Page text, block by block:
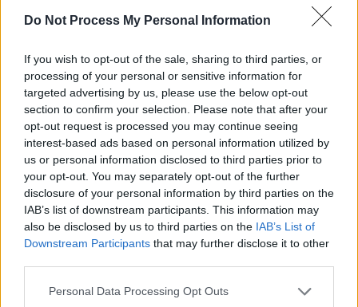
Do Not Process My Personal Information
If you wish to opt-out of the sale, sharing to third parties, or
processing of your personal or sensitive information for
targeted advertising by us, please use the below opt-out
section to confirm your selection. Please note that after your
opt-out request is processed you may continue seeing
interest-based ads based on personal information utilized by
us or personal information disclosed to third parties prior to
your opt-out. You may separately opt-out of the further
disclosure of your personal information by third parties on the
IAB’s list of downstream participants. This information may
also be disclosed by us to third parties on the IAB’s List of
Downstream Participants that may further disclose it to other
Please note that this website/app uses one or more Google
Personal Data Processing Opt Outs
Με ένα απόσπασμα από το «Μονόγραμμα»
σύντροφο της ζωής τηςΑλέξανδρο
Νικολαΐδη, που έφυγε από τη ζωή σε ηλικία
μόλις 43 ετών από μια σπάνια μορφή
καρκίνου, η σύζυγός του, Δώρα Τσαμπάζη.
Συγκεκριμένα ανέβασε το εξής απόσπασμα:
«Ποιός μιλεί στα νερά και ποιός κλαίει –
ακούς; Ποιός γυρεύει τον άλλο, ποιός
φωνάζει – ακούς; Είμ’ εγώ που φωνάζω κι
είμ’ εγώ που κλαίω, μ’ ακούς. Σ΄αγαπώ, σ’